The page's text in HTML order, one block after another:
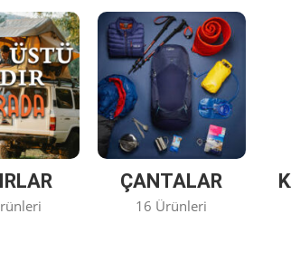
ÇANTALAR
16 Ürünleri